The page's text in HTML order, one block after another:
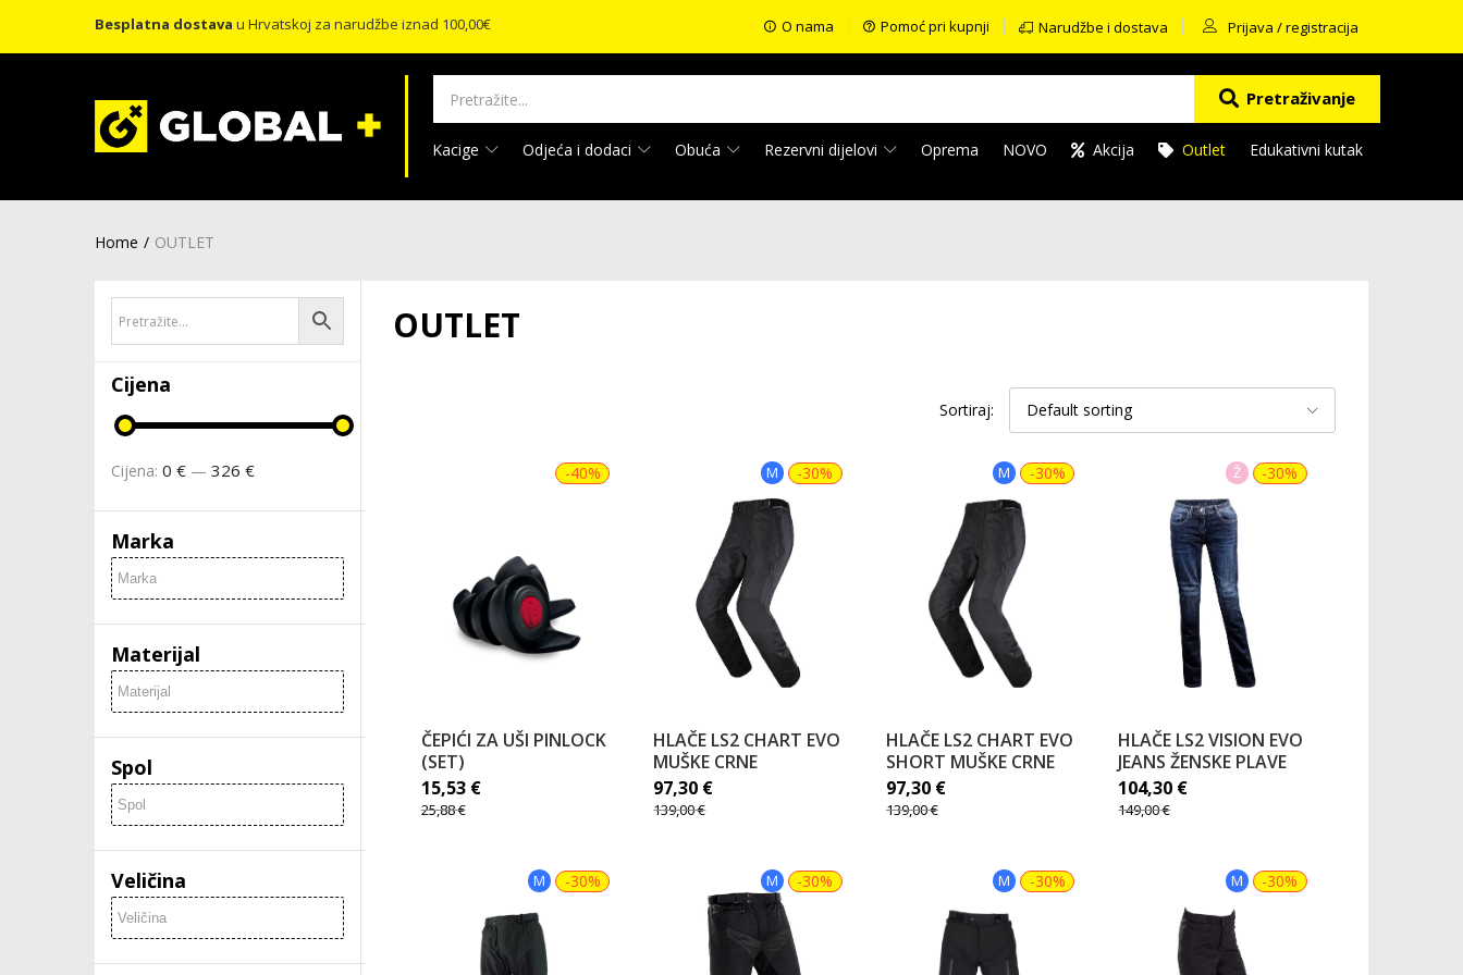
Besplatna dostava u Hrvatskoj za narudžbe iznad 100,00€ O nama Pomoć pri kupnji Narudžbe i dostava Prijava / registracija
Pretraživanje
Kacige Odjeća i dodaci Obuća Rezervni dijelovi Oprema NOVO Akcija Outlet Edukativni kutak
Home OUTLET
Cijena
Cijena: 0 € — 326 €
Marka
Materijal
Spol
Veličina
OUTLET
Sortiraj: Default sorting
-40%
ČEPIĆI ZA UŠI PINLOCK
(SET)
15,53 €
25,88€
M -30%
HLAČE LS2 CHART EVO
MUŠKE CRNE
97,30 €
139,00€
M -30%
HLAČE LS2 CHART EVO
SHORT MUŠKE CRNE
97,30 €
139,00€
Ž -30%
HLAČE LS2 VISION EVO
JEANS ŽENSKE PLAVE
104,30 €
149,00€
M -30% M -30% M -30% M -30%